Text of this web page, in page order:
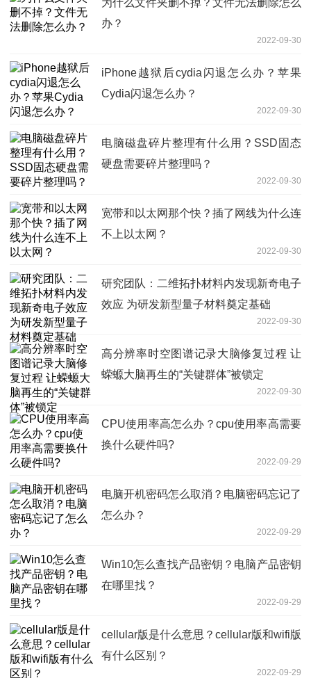
办？
2022-09-30
iPhone越狱后cydia闪退怎么办？苹果
Cydia闪退怎么办？
2022-09-30
电脑磁盘碎片整理有什么用？SSD固态
硬盘需要碎片整理吗？
2022-09-30
宽带和以太网那个快？插了网线为什么连
不上以太网？
2022-09-30
研究团队：二维拓扑材料内发现新奇电子
效应 为研发新型量子材料奠定基础
2022-09-30
高分辨率时空图谱记录大脑修复过程 让
蝾螈大脑再生的“关键群体”被锁定
2022-09-30
CPU使用率高怎么办？cpu使用率高需要
换什么硬件吗?
2022-09-29
电脑开机密码怎么取消？电脑密码忘记了
怎么办？
2022-09-29
Win10怎么查找产品密钥？电脑产品密钥
在哪里找？
2022-09-29
cellular版是什么意思？cellular版和wifi版
有什么区别？
2022-09-29